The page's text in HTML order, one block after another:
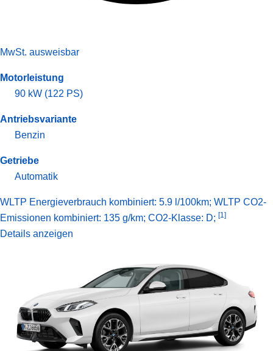
MwSt. ausweisbar
Motorleistung
90 kW (122 PS)
Antriebsvariante
Benzin
Getriebe
Automatik
WLTP Energieverbrauch kombiniert: 5.9 l/100km; WLTP CO2-
Emissionen kombiniert: 135 g/km; CO2-Klasse: D; [1]
Details anzeigen